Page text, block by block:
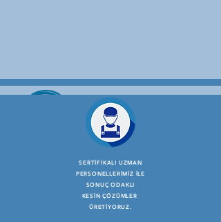
UZMAN MÜHENDİS TEKNİKER/TEKSNİSYEN
Sertifika Bilgisi İçin Tıklayınız.
SERTİFİKALI UZMAN
PERSONELLERİMİZ İLE
SONUÇ ODAKLI
KESİN ÇÖZÜMLER
ÜRETİYORUZ.